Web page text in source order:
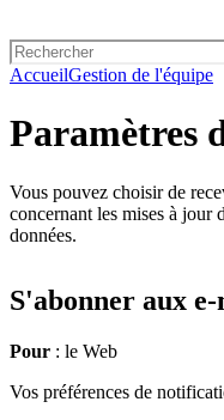
AccueilGestion de l'équipe
Paramètres
Vous pouvez choisir de
concernant les mises à jour
données.
S'abonner aux
Pour : le Web
Vos préférences de